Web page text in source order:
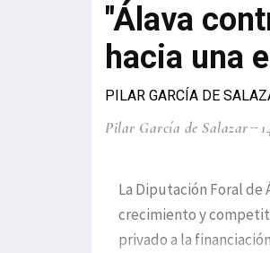
"Álava
hacia una
PILAR GARCÍA DE
Pilar García de Salazar
La Diputación Foral de
crecimiento y
privado a la